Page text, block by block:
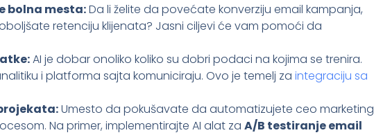
bolna mesta:Da li želite da povećate konverziju email kampanja,
retenciju klijenata? Jasni ciljevi će vam pomoći da
AI je dobar onoliko koliko su dobri podaci na kojima se trenira.
i platforma sajta komuniciraju. Ovo je temelj za integraciju sa
Umesto da pokušavate da automatizujete ceo marketing
Na primer, implementirajte AI alat za A/B testiranje email